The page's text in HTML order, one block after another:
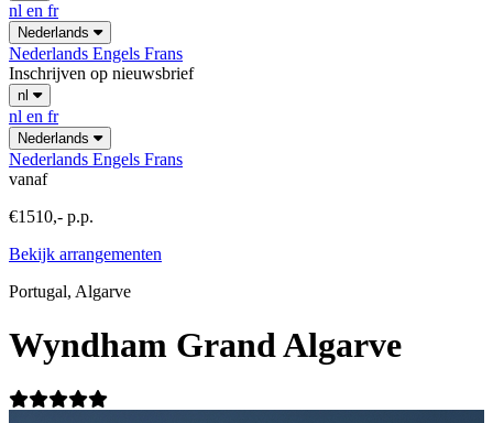
nl en fr
Nederlands
Nederlands Engels Frans
Inschrijven op nieuwsbrief
nl
nl en fr
Nederlands
Nederlands Engels Frans
vanaf
€1510,- p.p.
Bekijk arrangementen
Portugal, Algarve
Wyndham Grand Algarve